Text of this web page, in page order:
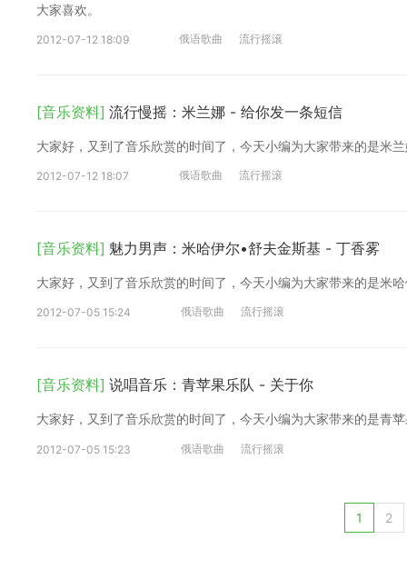
大家喜欢。
2012-07-12 18:09 俄语歌曲 流行摇滚
[音乐资料] 流行慢摇：米兰娜 - 给你发一条短信
大家好，又到了音乐欣赏的时间了，今天小编为大家带来的是米
2012-07-12 18:07 俄语歌曲 流行摇滚
[音乐资料] 魅力男声：米哈伊尔•舒夫金斯基 - 丁香雾
大家好，又到了音乐欣赏的时间了，今天小编为大家带来的是米
2012-07-05 15:24 俄语歌曲 流行摇滚
[音乐资料] 说唱音乐：青苹果乐队 - 关于你
大家好，又到了音乐欣赏的时间了，今天小编为大家带来的是青
2012-07-05 15:23 俄语歌曲 流行摇滚
1 2